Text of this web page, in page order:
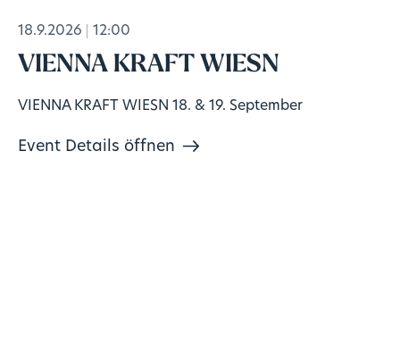
18.9.2026 12:00
VIENNA KRAFT WIESN
VIENNA KRAFT WIESN 18. & 19. September
Event Details öffnen